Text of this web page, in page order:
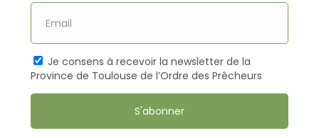
Je consens à recevoir la newsletter de la
Province de Toulouse de l’Ordre des Prêcheurs
S'abonner